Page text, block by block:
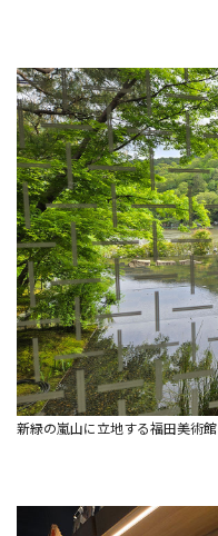
新緑の嵐山に立地する福田美術館